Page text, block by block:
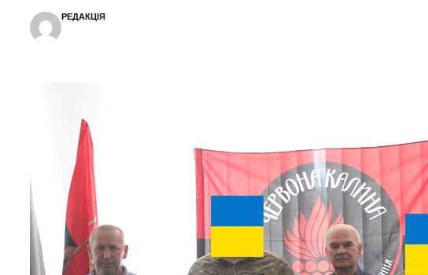
РЕДАКЦІЯ